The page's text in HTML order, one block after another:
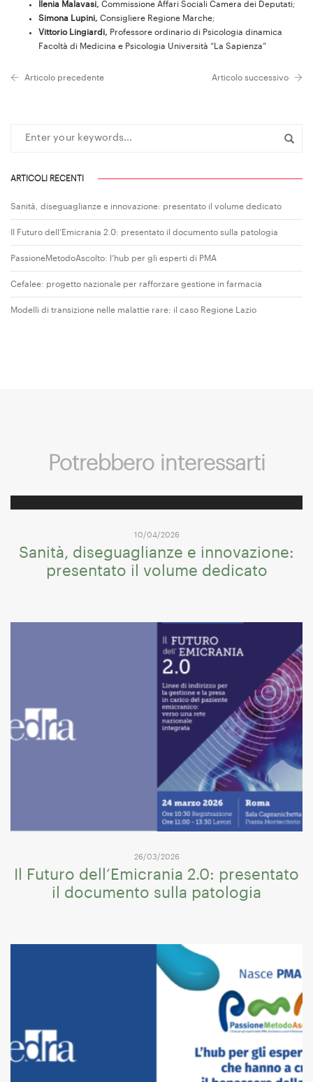
Ilenia Malavasi, Commissione Affari Sociali Camera dei Deputati;
Simona Lupini, Consigliere Regione Marche;
Vittorio Lingiardi, Professore ordinario di Psicologia dinamica
Facoltà di Medicina e Psicologia Università “La Sapienza”
Articolo precedente Articolo successivo
ARTICOLI RECENTI
Sanità, diseguaglianze e innovazione: presentato il volume dedicato
Il Futuro dell’Emicrania 2.0: presentato il documento sulla patologia
PassioneMetodoAscolto: l’hub per gli esperti di PMA
Cefalee: progetto nazionale per rafforzare gestione in farmacia
Modelli di transizione nelle malattie rare: il caso Regione Lazio
Potrebbero interessarti
10/04/2026
Sanità, diseguaglianze e innovazione:
presentato il volume dedicato
26/03/2026
Il Futuro dell’Emicrania 2.0: presentato
il documento sulla patologia